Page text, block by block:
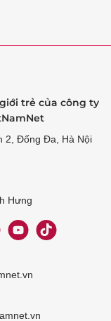
trẻ của công ty
2, Đống Đa, Hà Nội
Hưng